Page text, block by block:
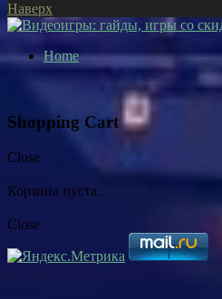
Наверх
Home
Shopping Cart
Close
Корзина пуста.
Close